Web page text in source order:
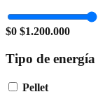
$0 $1.200.000
Tipo de energía
Pellet